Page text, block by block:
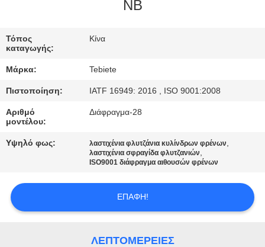
ΜΑΣ
ΕΛΆΤΕ
ΕΠΑΦΉ
ΜΕ
ΠΕΡΙΠΤΏΣΕΙΣ
NB
Τόπος
καταγωγής:
Κίνα
Μάρκα: Tebiete
Πιστοποίηση: IATF 16949: 2016 , ISO 9001:2008
Αριθμό
μοντέλου:
Διάφραγμα-28
Υψηλό φως: λαστιχένια φλυτζάνια κυλίνδρων φρένων,
λαστιχένια σφραγίδα φλυτζανιών,
ISO9001 διάφραγμα αιθουσών φρένων
ΕΠΑΦΉ!
ΛΕΠΤΟΜΈΡΕΙΕΣ